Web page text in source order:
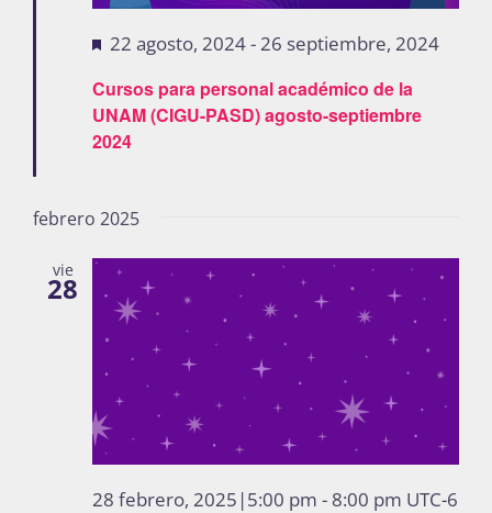
Cursos para personal académico de la
UNAM (CIGU-PASD) agosto-septiembre
2024
Destacadas
22 agosto, 2024-26 septiembre, 2024
febrero 2025
vie
28
28 febrero, 2025|5:00 pm - 8:00 pm UTC-6